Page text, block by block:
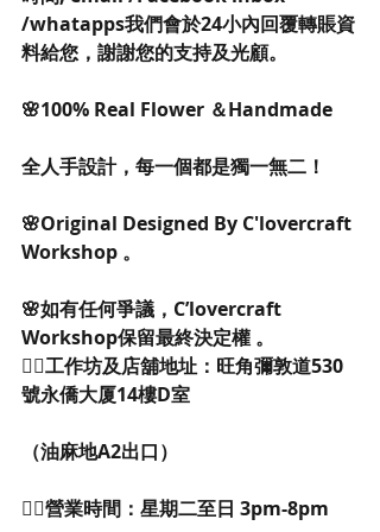
/whatapps我們會於24小內回覆轉賬資
料給您，謝謝您的支持及光顧。
🌸100% Real Flower ＆Handmade
全人手設計，每一個都是獨一無二！
🌸Original Designed By C'lovercraft
Workshop 。
🌸如有任何爭議，C’lovercraft
Workshop保留最終決定權 。
👉🏻工作坊及店舖地址：旺角彌敦道530
號永僑大厦14樓D室
（油麻地A2出口）
👉🏻營業時間：星期二至日 3pm-8pm